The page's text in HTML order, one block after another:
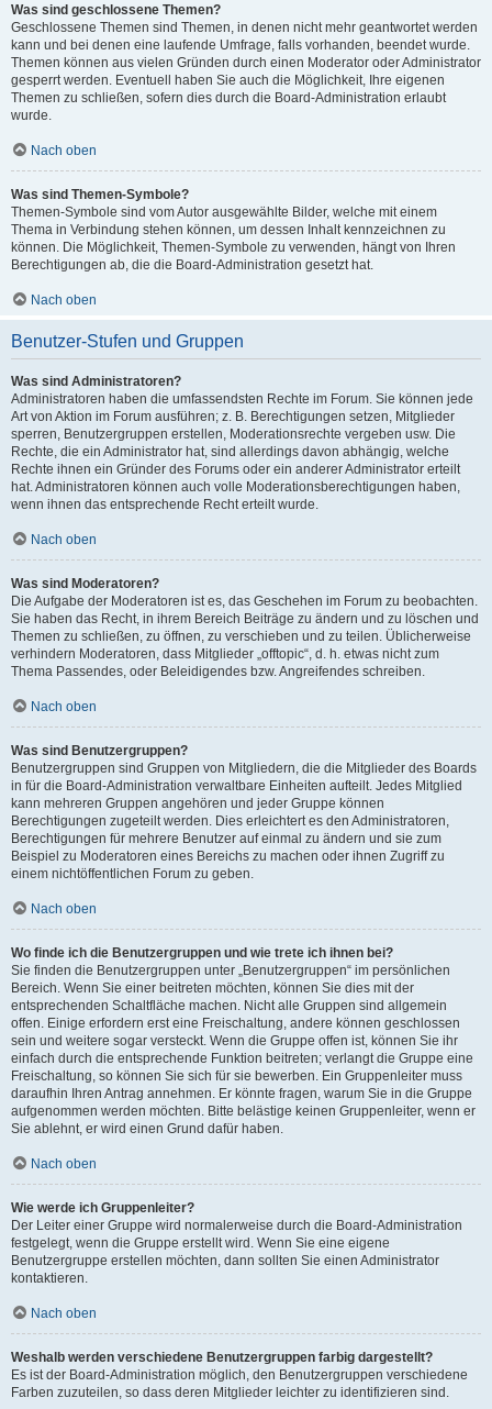
Was sind geschlossene Themen?
Geschlossene Themen sind Themen, in denen nicht mehr geantwortet werden
kann und bei denen eine laufende Umfrage, falls vorhanden, beendet wurde.
Themen können aus vielen Gründen durch einen Moderator oder Administrator
gesperrt werden. Eventuell haben Sie auch die Möglichkeit, Ihre eigenen
Themen zu schließen, sofern dies durch die Board-Administration erlaubt
wurde.
Nach oben
Was sind Themen-Symbole?
Themen-Symbole sind vom Autor ausgewählte Bilder, welche mit einem
Thema in Verbindung stehen können, um dessen Inhalt kennzeichnen zu
können. Die Möglichkeit, Themen-Symbole zu verwenden, hängt von Ihren
Berechtigungen ab, die die Board-Administration gesetzt hat.
Nach oben
Benutzer-Stufen und Gruppen
Was sind Administratoren?
Administratoren haben die umfassendsten Rechte im Forum. Sie können jede
Art von Aktion im Forum ausführen; z. B. Berechtigungen setzen, Mitglieder
sperren, Benutzergruppen erstellen, Moderationsrechte vergeben usw. Die
Rechte, die ein Administrator hat, sind allerdings davon abhängig, welche
Rechte ihnen ein Gründer des Forums oder ein anderer Administrator erteilt
hat. Administratoren können auch volle Moderationsberechtigungen haben,
wenn ihnen das entsprechende Recht erteilt wurde.
Nach oben
Was sind Moderatoren?
Die Aufgabe der Moderatoren ist es, das Geschehen im Forum zu beobachten.
Sie haben das Recht, in ihrem Bereich Beiträge zu ändern und zu löschen und
Themen zu schließen, zu öffnen, zu verschieben und zu teilen. Üblicherweise
verhindern Moderatoren, dass Mitglieder „offtopic“, d. h. etwas nicht zum
Thema Passendes, oder Beleidigendes bzw. Angreifendes schreiben.
Nach oben
Was sind Benutzergruppen?
Benutzergruppen sind Gruppen von Mitgliedern, die die Mitglieder des Boards
in für die Board-Administration verwaltbare Einheiten aufteilt. Jedes Mitglied
kann mehreren Gruppen angehören und jeder Gruppe können
Berechtigungen zugeteilt werden. Dies erleichtert es den Administratoren,
Berechtigungen für mehrere Benutzer auf einmal zu ändern und sie zum
Beispiel zu Moderatoren eines Bereichs zu machen oder ihnen Zugriff zu
einem nichtöffentlichen Forum zu geben.
Nach oben
Wo finde ich die Benutzergruppen und wie trete ich ihnen bei?
Sie finden die Benutzergruppen unter „Benutzergruppen“ im persönlichen
Bereich. Wenn Sie einer beitreten möchten, können Sie dies mit der
entsprechenden Schaltfläche machen. Nicht alle Gruppen sind allgemein
offen. Einige erfordern erst eine Freischaltung, andere können geschlossen
sein und weitere sogar versteckt. Wenn die Gruppe offen ist, können Sie ihr
einfach durch die entsprechende Funktion beitreten; verlangt die Gruppe eine
Freischaltung, so können Sie sich für sie bewerben. Ein Gruppenleiter muss
daraufhin Ihren Antrag annehmen. Er könnte fragen, warum Sie in die Gruppe
aufgenommen werden möchten. Bitte belästige keinen Gruppenleiter, wenn er
Sie ablehnt, er wird einen Grund dafür haben.
Nach oben
Wie werde ich Gruppenleiter?
Der Leiter einer Gruppe wird normalerweise durch die Board-Administration
festgelegt, wenn die Gruppe erstellt wird. Wenn Sie eine eigene
Benutzergruppe erstellen möchten, dann sollten Sie einen Administrator
kontaktieren.
Nach oben
Weshalb werden verschiedene Benutzergruppen farbig dargestellt?
Es ist der Board-Administration möglich, den Benutzergruppen verschiedene
Farben zuzuteilen, so dass deren Mitglieder leichter zu identifizieren sind.